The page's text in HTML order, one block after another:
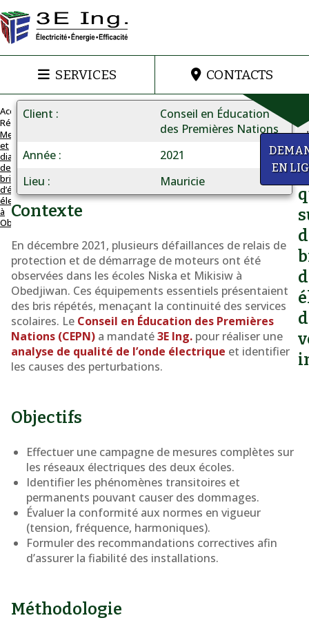
SERVICES CONTACTS
Accueil
Réalisations
Mesure
et
diagnostic
de
bris
d’équipements
électriques
à
Obedjiwan
ET
DIAGNOSTIQUE
Mesure
et
de
bris
d'équipements
électriques
à
Obedjiwan
Client
Conseil en Éducation
des Premières Nations
Année
2021
Lieu
Mauricie
Contexte
En décembre 2021, plusieurs défaillances de relais de
protection et de démarrage de moteurs ont été
observées dans les écoles Niska et Mikisiw à
Obedjiwan. Ces équipements essentiels présentaient
des bris répétés, menaçant la continuité des services
scolaires. Le Conseil en Éducation des Premières
Nations (CEPN) a mandaté3E Ing. pour réaliser une
analyse de qualité de l’onde électrique et identifier
les causes des perturbations.
Objectifs
Effectuer une campagne de mesures complètes sur
les réseaux électriques des deux écoles.
Identifier les phénomènes transitoires et
permanents pouvant causer des dommages.
Évaluer la conformité aux normes en vigueur
(tension, fréquence, harmoniques).
Formuler des recommandations correctives afin
d’assurer la fiabilité des installations.
Méthodologie
EN